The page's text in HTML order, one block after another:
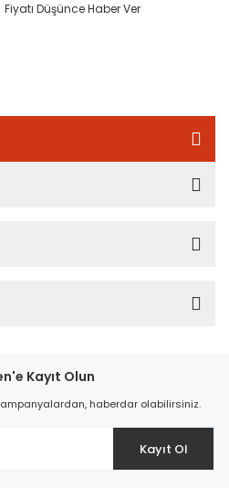
Fiyatı Düşünce Haber Ver
Kayıt Olun
haberdar olabilirsiniz.
Kayıt Ol